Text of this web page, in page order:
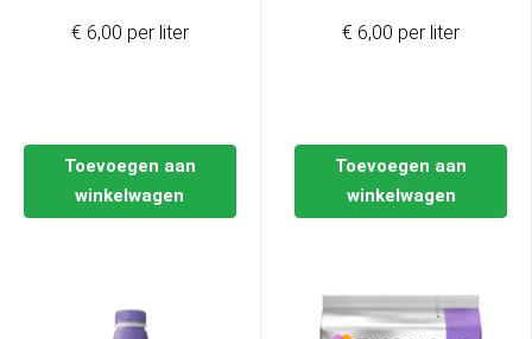
Toevoegen aan
winkelwagen
€ 6,00 per liter
Toevoegen aan
winkelwagen
€ 6,00 per liter